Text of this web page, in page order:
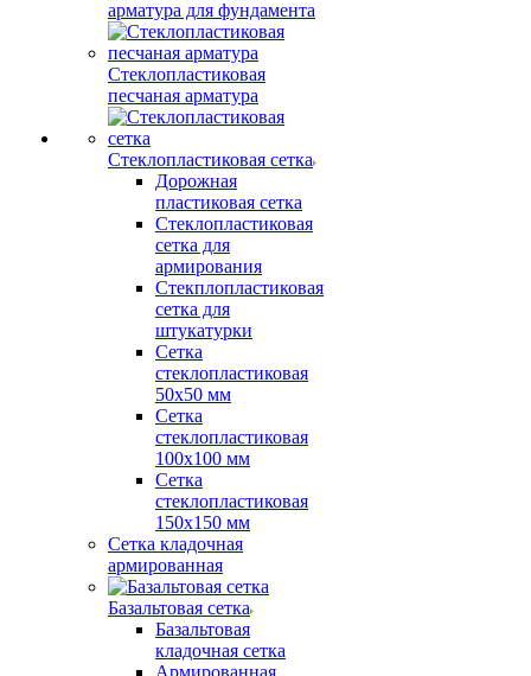
арматура для фундамента
Стеклопластиковая
песчаная арматура
Стеклопластиковая сетка
Дорожная
пластиковая сетка
Стеклопластиковая
сетка для
армирования
Стекплопластиковая
сетка для
штукатурки
Сетка
стеклопластиковая
50x50 мм
Сетка
стеклопластиковая
100x100 мм
Сетка
стеклопластиковая
150x150 мм
Сетка кладочная
армированная
Базальтовая сетка
Базальтовая
кладочная сетка
Армированная